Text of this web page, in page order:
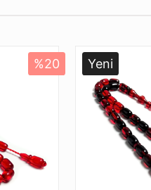
nedeniyle, öğenin
Kehribar Tesbih,
özel karışımlarla
zaman renkleri
ellerinde tesbih halini
de bulabilirsiniz.
%20 Yeni